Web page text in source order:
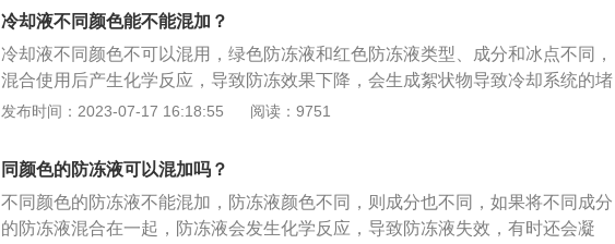
别：1、颜色不同：以乙二醇为主的防冻液呈现出绿色。二甘醇防冻液为蓝色。
丙二醇防冻液则会为红色。2、成本不同：乙醇易着火，易蒸发，配制时其含量
不宜超过40％，不宜在工作温度较高的柴油机冷却系统中使用，甘油（丙三
醇），水中甘油的含量要相当大时才能得到低冰点冷却液。3、沸点不同：甘油
（丙三醇）的冰点为-17摄氏度，沸点为290摄氏度，与水混合后的冰点最低可达-
点最低可达-68摄氏度。
冷却液不同颜色能不能混加？
冷却液不同颜色不可以混用，绿色防冻液和红色防冻液类型、成分和冰点不同，
混合使用后产生化学反应，导致防冻效果下降，会生成絮状物导致冷却系统的堵
塞。防冻液的相关介绍如下：防冻液的功能：对发动机的冷却系统起到防腐保护
散热器的散热作用；保证发动机在低温下正常工作。防冻液的介绍：防冻液是一
种含有特殊添加剂的冷却液，主要用于液冷式发动机冷却系统，防冻液具有冬天
防冻，夏天防沸，全年防水垢，防腐蚀等优良性能。
发布时间：2023-07-17 16:18:55 阅读：9751
同颜色的防冻液可以混加吗？
不同颜色的防冻液不能混加，防冻液颜色不同，则成分也不同，如果将不同成分
的防冻液混合在一起，防冻液会发生化学反应，导致防冻液失效，有时还会凝